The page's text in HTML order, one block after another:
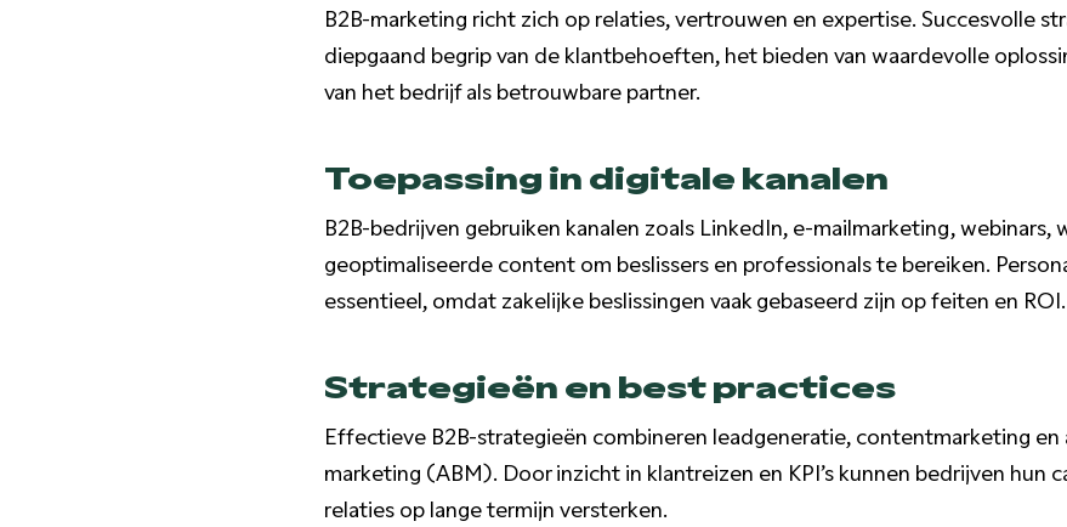
B2B-marketing richt zich op relaties, vertrouwen en expertise. Succesvolle
diepgaand begrip van de klantbehoeften, het bieden van waardevolle
van het bedrijf als betrouwbare partner.
Toepassing in digitale kanalen
B2B-bedrijven gebruiken kanalen zoals LinkedIn, e-mailmarketing, webinars,
geoptimaliseerde content om beslissers en professionals te bereiken.
essentieel, omdat zakelijke beslissingen vaak gebaseerd zijn op feiten en ROI.
Strategieën en best practices
Effectieve B2B-strategieën combineren leadgeneratie, contentmarketing en
marketing (ABM). Door inzicht in klantreizen en KPI’s kunnen bedrijven hun
relaties op lange termijn versterken.